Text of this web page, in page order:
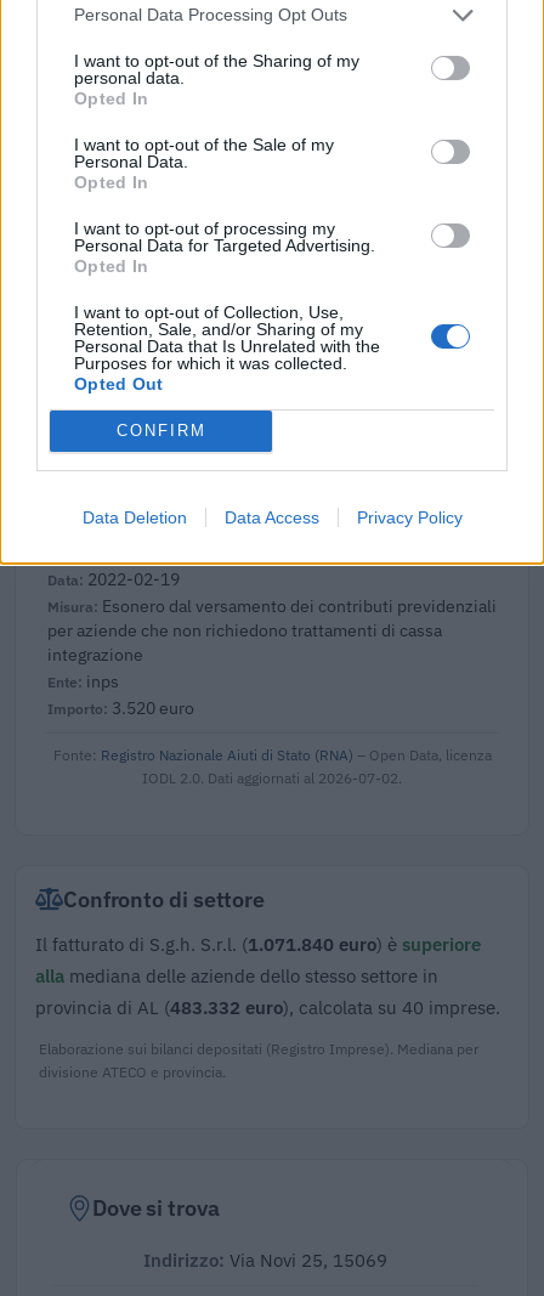
Personal Data Processing Opt Outs
I want to opt-out of the Sharing of my
personal data.
Opted In
I want to opt-out of the Sale of my
Personal Data.
Opted In
I want to opt-out of processing my
Personal Data for Targeted Advertising.
Opted In
I want to opt-out of Collection, Use,
Retention, Sale, and/or Sharing of my
Personal Data that Is Unrelated with the
Purposes for which it was collected.
Opted Out
CONFIRM
Data Deletion Data Access Privacy Policy
Misure fiscali automatiche e sovvenzioni a fondo
perduto a sostegno alle imprese e all'economia (come
modificato da C(20
agenzia delle entrate
16.733 euro
2023-05-16
Misure fiscali automatiche e sovvenzioni a fondo
perduto a sostegno alle imprese e all'economia (come
agenzia delle entrate
5.578 euro
2023-04-18
esenzioni fiscali e crediti d'imposta adottati a
seguito della crisi economica causata dall'epidemia di
COVID-19 [con mo
3.345 euro
2022-02-19
Esonero dal versamento dei contributi previdenziali
per aziende che non richiedono trattamenti di cassa
integrazione
inps
3.520 euro
Fonte: Registro Nazionale Aiuti di Stato (RNA) – Open Data, licenza
IODL 2.0. Dati aggiornati al 2026-07-02.
Confronto di settore
Il fatturato di S.g.h. S.r.l. (1.071.840 euro) è superiore
alla mediana delle aziende dello stesso settore in
provincia di AL (483.332 euro), calcolata su 40 imprese.
Elaborazione sui bilanci depositati (Registro Imprese). Mediana per
divisione ATECO e provincia.
Dove si trova
Indirizzo: Via Novi 25, 15069